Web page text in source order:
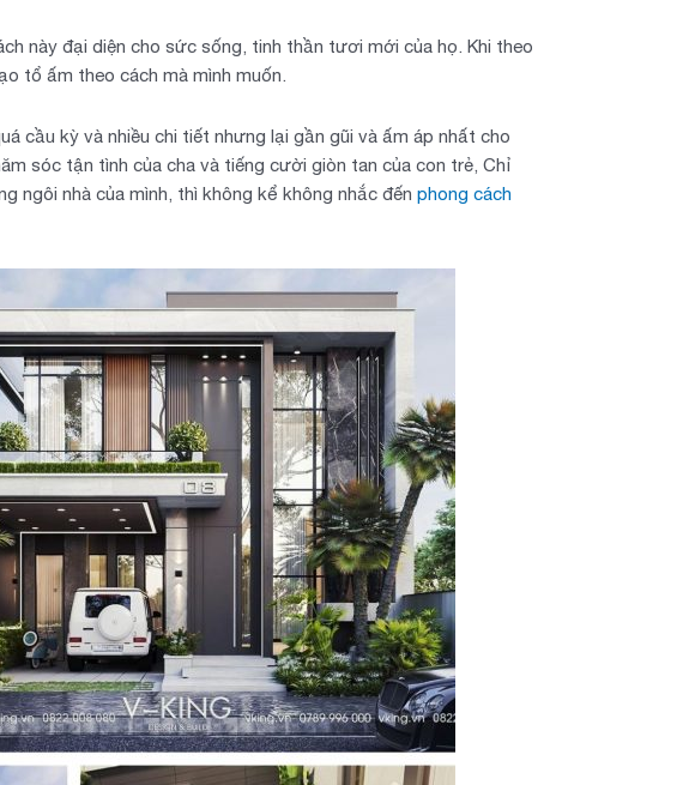
này đại diện cho sức sống, tinh thần tươi mới của họ. Khi theo
tổ ấm theo cách mà mình muốn.
cầu kỳ và nhiều chi tiết nhưng lại gần gũi và ấm áp nhất cho
sóc tận tình của cha và tiếng cười giòn tan của con trẻ, Chỉ
ngôi nhà của mình, thì không kể không nhắc đến phong cách